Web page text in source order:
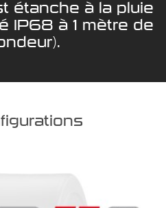
étanche à la pluie
IP68 à 1 mètre de